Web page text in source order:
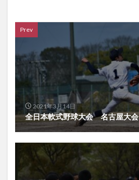
Prev
2021年3月14日
全日本軟式野球大会 名古屋大